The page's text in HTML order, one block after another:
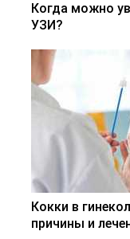
Когда можно
УЗИ?
Кокки в
причины и